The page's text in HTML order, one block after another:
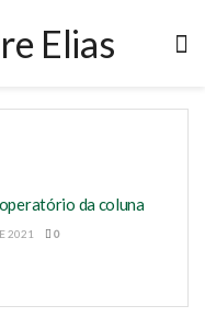
da coluna
2021 0